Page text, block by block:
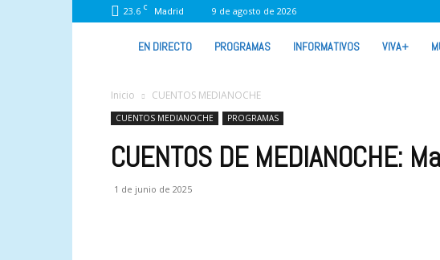
23.6 C Madrid 9 de agosto de 2026
VIVA
RADIO
EN DIRECTO PROGRAMAS INFORMATIVOS VIVA+
Inicio CUENTOS MEDIANOCHE
CUENTOS MEDIANOCHE PROGRAMAS
CUENTOS DE MEDIANOCHE:
1 de junio de 2025